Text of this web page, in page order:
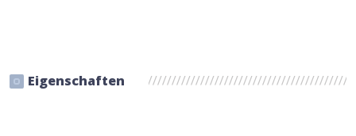
Eigenschaften